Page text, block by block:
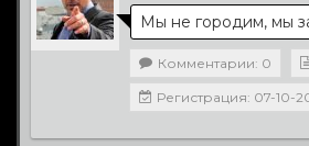
Мы не городим, мы
Комментарии: 0
Регистрация: 07-10-